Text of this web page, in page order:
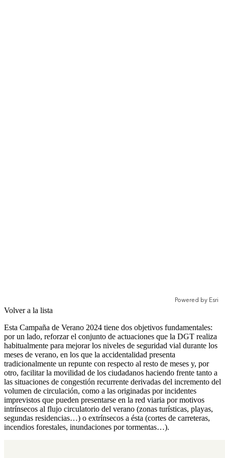
Volver a la lista
Esta Campaña de Verano 2024 tiene dos objetivos fundamentales:
por un lado, reforzar el conjunto de actuaciones que la DGT realiza
habitualmente para mejorar los niveles de seguridad vial durante los
meses de verano, en los que la accidentalidad presenta
tradicionalmente un repunte con respecto al resto de meses y, por
otro, facilitar la movilidad de los ciudadanos haciendo frente tanto a
las situaciones de congestión recurrente derivadas del incremento del
volumen de circulación, como a las originadas por incidentes
imprevistos que pueden presentarse en la red viaria por motivos
intrínsecos al flujo circulatorio del verano (zonas turísticas, playas,
segundas residencias…) o extrínsecos a ésta (cortes de carreteras,
incendios forestales, inundaciones por tormentas…).